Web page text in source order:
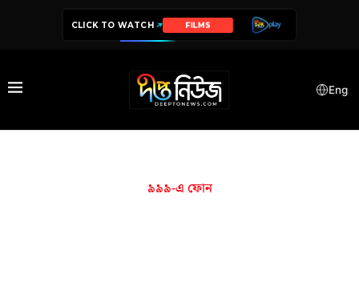
CLICK TO WATCH FILMS
Eng
৯৯৯-এ ফোন